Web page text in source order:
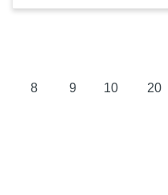
8 9 10 20